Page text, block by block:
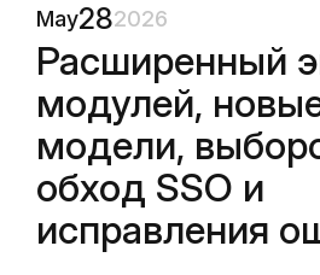
May282026
Расширенный
модулей,
модели,
обход SSO и
исправления